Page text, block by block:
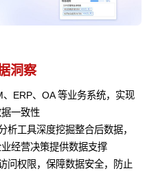
洞察
ERP、OA 等业务系统，实现
一致性
析工具深度挖掘整合后数据，
经营决策提供数据支撑
问权限，保障数据安全，防止